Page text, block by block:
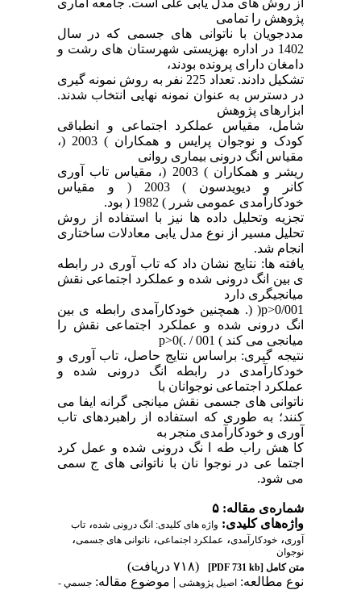
از روش های مدل یابی علّّی است. جامعه آماری
پژوهش را تمامی
مددجویان با ناتوانی های جسمی که در سال
1402 در اداره بهزیستی شهرستان های رشت و
دامغان دارای پرونده بودند،
تشکیل دادند. تعداد 225 نفر به روش نمونه گیری
در دسترس به عنوان نمونه نهایی انتخاب شدند.
ابزارهای پژوهش
شامل، مقیاس عملکرد اجتماعی و انطباقی
کودک و نوجوان پرایس و همکاران ) 2003 (،
مقیاس انگ درونی بیماری روانی
ریشر و همکاران ) 2003 (، مقیاس تاب آوری
کانر و دیویدسون ) 2003 ( و مقیاس
خودکارآمدی عمومی شرر ) 1982 ( بود.
تجزیه وتحلیل داده ها نیز با استفاده از روش
تحلیل مسیر از نوع مدل یابی معادلات ساختاری
انجام شد.
یافته ها: نتایج نشان داد که تاب آوری در رابطه
ی بین انگ درونی شده و عملکرد اجتماعی نقش
میانجیگری دارد
p>0/001( (. همچنین خودکارآمدی رابطه ی بین
انگ درونی شده و عملکرد اجتماعی نقش را
میانجی می کند ) 001 / .)p>0
نتیجه گیری: براساس نتایج حاصل، تاب آوری و
خودکارآمدی در رابطه انگ درونی شده و
عملکرد اجتماعی نوجوانان با
ناتوانی های جسمی نقش میانجی گرانه ایفا می
کنند؛ به طوری که استفاده از راهبردهای تاب
آوری و خودکارآمدی منجر به
کا هش راب طه ا نگ درونی شده و عمل کرد
اجتما عی در نوجوا نان با ناتوانی های ج سمی
می شود.
شماره‌ی مقاله: ۵
واژه‌های کلیدی: واژه های کلیدی: انگ درونی شده، تاب
آوری، خودکارآمدی، عملکرد اجتماعی، ناتوانی های جسمی،
نوجوان
متن کامل[PDF 731 kb]
(۷۱۸ دریافت)
نوع مطالعه: اصیل پژوهشی| موضوع مقاله: جسمي -